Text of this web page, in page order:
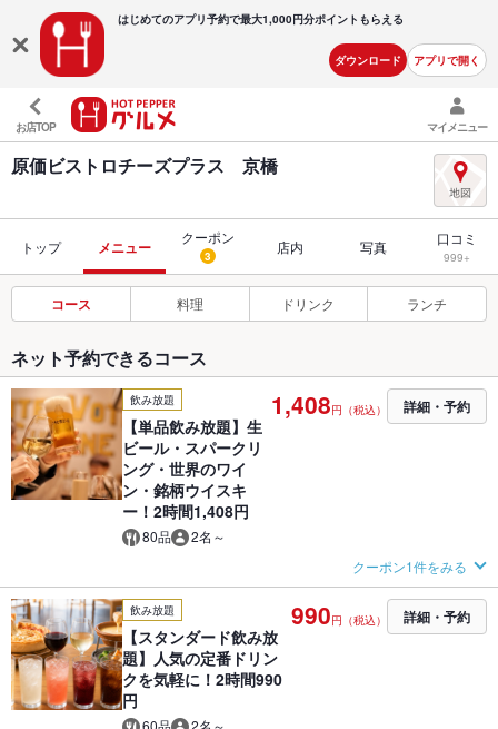
はじめてのアプリ予約で最大1,000円分ポイントもらえる
ダウンロード アプリで開く
お店TOP マイメニュー
原価ビストロチーズプラス 京橋
トップ メニュー
クーポン
3 店内 写真 口コミ
999+
コース 料理 ドリンク ランチ
ネット予約できるコース
飲み放題
【単品飲み放題】生
ビール・スパークリ
ング・世界のワイ
ン・銘柄ウイスキ
ー！2時間1,408円
80品 2名～
1,408円（税込） 詳細・予約
クーポン1件をみる
飲み放題
【スタンダード飲み放
題】人気の定番ドリン
クを気軽に！2時間990
円
60品 2名～
990円（税込） 詳細・予約